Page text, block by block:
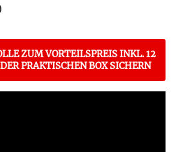
ZUM VORTEILSPREIS INKL. 12
PRAKTISCHEN BOX SICHERN